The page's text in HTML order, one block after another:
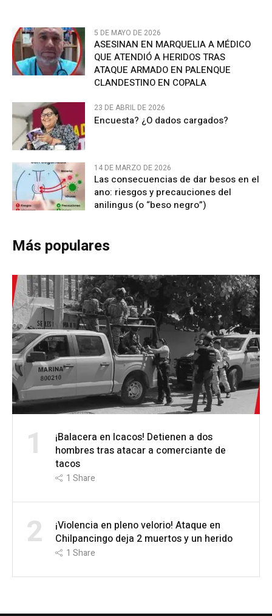
5 DE MAYO DE 2026
ASESINAN EN MARQUELIA A MÉDICO
QUE ATENDIÓ A HERIDOS TRAS
ATAQUE ARMADO EN PALENQUE
CLANDESTINO EN COPALA
23 DE ABRIL DE 2026
Encuesta? ¿O dados cargados?
14 DE MARZO DE 2026
Las consecuencias de dar besos en el
ano: riesgos y precauciones del
anilingus (o “beso negro”)
Más populares
1
¡Balacera en Icacos! Detienen a dos
hombres tras atacar a comerciante de
tacos
1 Share
2
¡Violencia en pleno velorio! Ataque en
Chilpancingo deja 2 muertos y un herido
1 Share